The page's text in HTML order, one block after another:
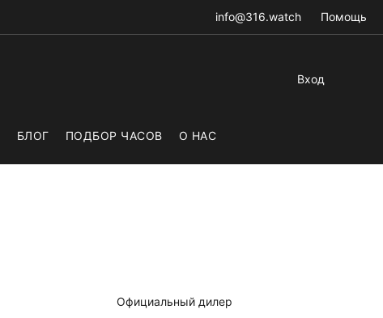
info@316.watch Помощь
Вход
БЛОГ ПОДБОР ЧАСОВ О НАС
Официальный дилер